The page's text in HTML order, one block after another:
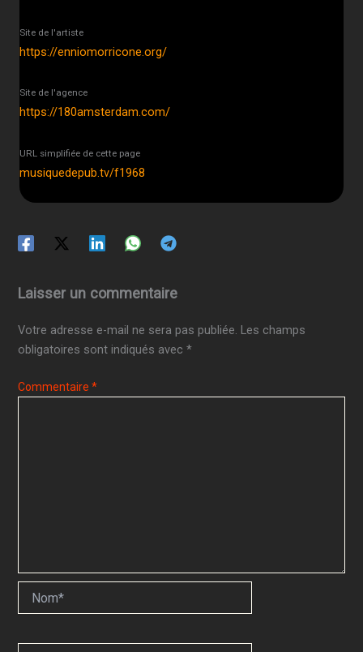
Site de l'artiste
https://enniomorricone.org/
Site de l'agence
https://180amsterdam.com/
URL simplifiée de cette page
musiquedepub.tv/f1968
Laisser un commentaire
Votre adresse e-mail ne sera pas publiée. Les champs
obligatoires sont indiqués avec*
Commentaire*